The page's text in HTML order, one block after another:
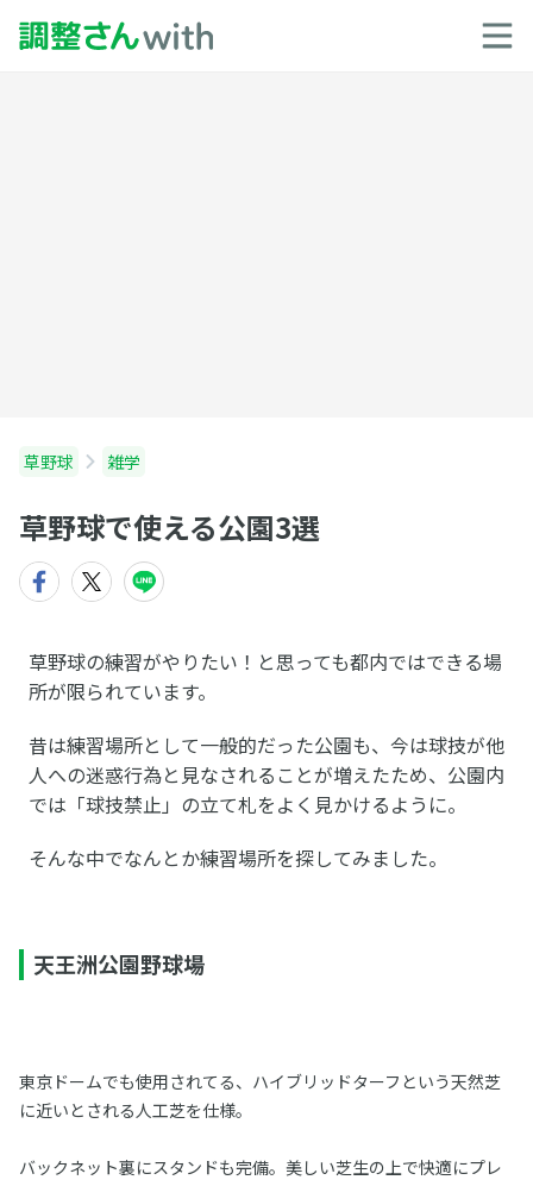
草野球 雑学
草野球で使える公園3選
草野球の練習がやりたい！と思っても都内ではできる場
所が限られています。
昔は練習場所として一般的だった公園も、今は球技が他
人への迷惑行為と見なされることが増えたため、公園内
では「球技禁止」の立て札をよく見かけるように。
そんな中でなんとか練習場所を探してみました。
天王洲公園野球場
東京ドームでも使用されてる、ハイブリッドターフという天然芝
に近いとされる人工芝を仕様。
バックネット裏にスタンドも完備。美しい芝生の上で快適にプレ